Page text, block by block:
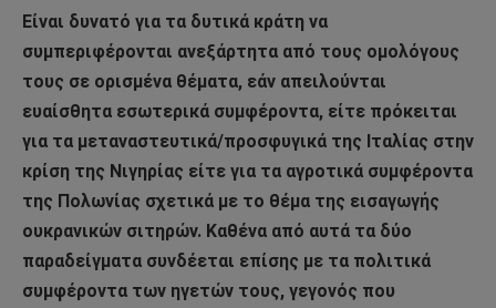
Είναι δυνατό για τα δυτικά κράτη να
συμπεριφέρονται ανεξάρτητα από τους ομολόγους
τους σε ορισμένα θέματα, εάν απειλούνται
ευαίσθητα εσωτερικά συμφέροντα, είτε πρόκειται
για τα μεταναστευτικά/προσφυγικά της Ιταλίας στην
κρίση της Νιγηρίας είτε για τα αγροτικά συμφέροντα
της Πολωνίας σχετικά με το θέμα της εισαγωγής
ουκρανικών σιτηρών. Καθένα από αυτά τα δύο
παραδείγματα συνδέεται επίσης με τα πολιτικά
συμφέροντα των ηγετών τους, γεγονός που